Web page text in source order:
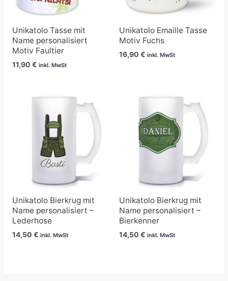
Unikatolo Tasse mit
Name personalisiert
Motiv Faultier
11,90 € inkl. MwSt
Unikatolo Emaille Tasse
Motiv Fuchs
16,90 € inkl. MwSt
Unikatolo Bierkrug mit
Name personalisiert –
Lederhose
14,50 € inkl. MwSt
Unikatolo Bierkrug mit
Name personalisiert –
Bierkenner
14,50 € inkl. MwSt